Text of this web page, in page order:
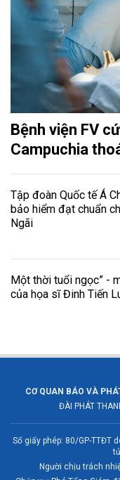
Bệnh viện FV
Campuchia
Tập đoàn Quốc tế Á
bảo hiểm đạt chuẩn
Ngãi
Một thời tuổi ngọc” -
của họa sĩ Đinh Tiến
CƠ QUAN BÁO VÀ
ĐÀI PHÁT
Số giấy phép: 80/GP-TTĐT
Người chịu trách